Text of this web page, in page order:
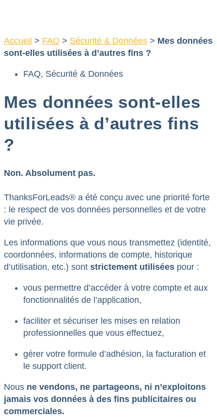
Accueil > FAQ > Sécurité & Données > Mes données
sont-elles utilisées à d’autres fins ?
FAQ, Sécurité & Données
Mes données sont-elles
utilisées à d’autres fins
?
Non. Absolument pas.
ThanksForLeads® a été conçu avec une priorité forte
: le respect de vos données personnelles et de votre
vie privée.
Les informations que vous nous transmettez (identité,
coordonnées, informations de compte, historique
d’utilisation, etc.) sont strictement utilisées pour :
vous permettre d’accéder à votre compte et aux
fonctionnalités de l’application,
faciliter et sécuriser les mises en relation
professionnelles que vous effectuez,
gérer votre formule d’adhésion, la facturation et
le support client.
Nous ne vendons, ne partageons, ni n’exploitons
jamais vos données à des fins publicitaires ou
commerciales.